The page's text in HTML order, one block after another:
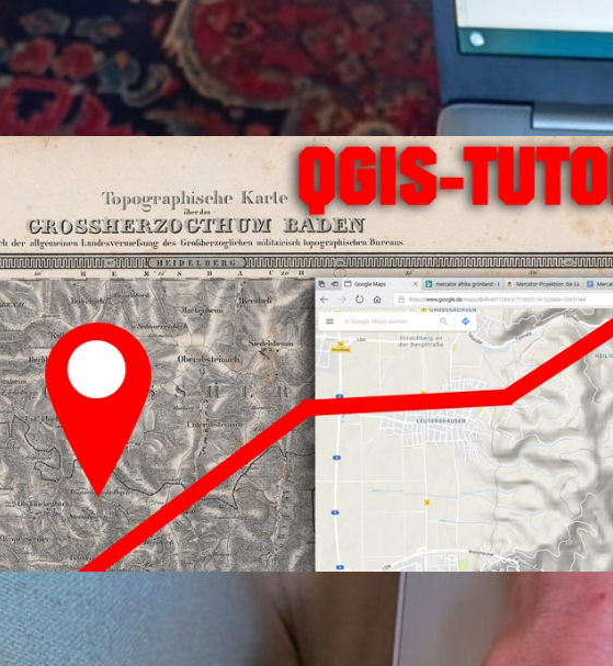
2. Februar 2018
Fun with Maps, GIS, Tutorial, Video
[icon name=“glyphicon blicon-warning“ size=“md“] Erstellt